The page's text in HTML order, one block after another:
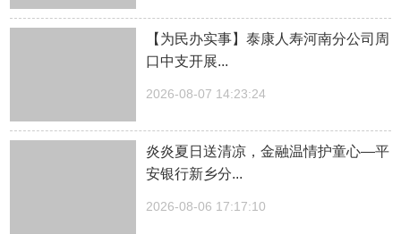
【为民办实事】泰康人寿河南分公司周
口中支开展...
2026-08-07 14:23:24
炎炎夏日送清凉，金融温情护童心—平
安银行新乡分...
2026-08-06 17:17:10